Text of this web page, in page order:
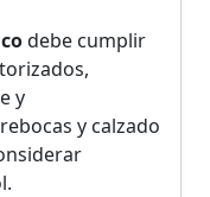
debe cumplir
y
y calzado